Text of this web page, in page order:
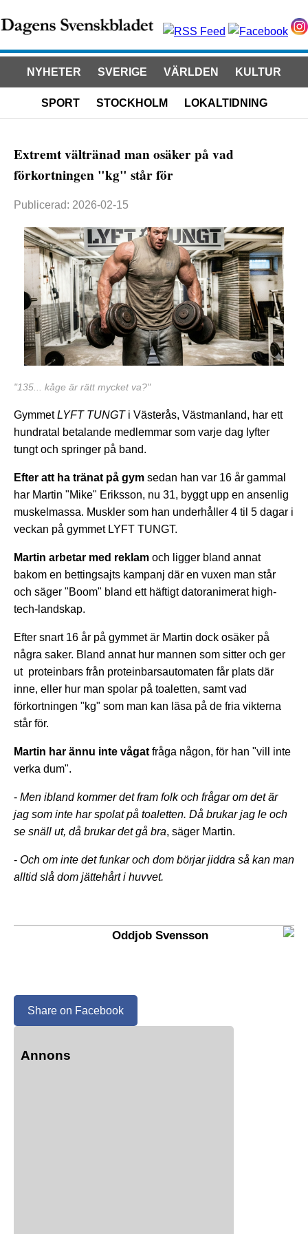
NYHETER SVERIGE VÄRLDEN KULTUR
SPORT STOCKHOLM LOKALTIDNING
Extremt vältränad man osäker på vad
förkortningen "kg" står för
Publicerad: 2026-02-15
"135... kåge är rätt mycket va?"
GymmetLYFT TUNGTi Västerås, Västmanland, har ett
hundratal betalande medlemmar som varje dag lyfter
tungt och springer på band.
Efter att ha tränat på gym sedan han var 16 år gammal
har Martin "Mike" Eriksson, nu 31, byggt upp en ansenlig
muskelmassa. Muskler som han underhåller 4 til 5 dagar i
veckan på gymmet LYFT TUNGT.
Martin arbetar med reklam och ligger bland annat
bakom en bettingsajts kampanj där en vuxen man står
och säger "Boom" bland ett häftigt datoranimerat high-
tech-landskap.
Efter snart 16 år på gymmet är Martin dock osäker på
några saker. Bland annat hur mannen som sitter och ger
ut proteinbars från proteinbarsautomaten får plats där
inne, eller hur man spolar på toaletten, samt vad
förkortningen "kg" som man kan läsa på de fria vikterna
står för.
Martin har ännu inte vågat fråga någon, för han "vill inte
verka dum".
- Men ibland kommer det fram folk och frågar om det är
jag som inte har spolat på toaletten. Då brukar jag le och
se snäll ut, då brukar det gå bra, säger Martin.
- Och om inte det funkar och dom börjar jiddra så kan man
alltid slå dom jättehårt i huvvet.
Oddjob Svensson
Share on Facebook
Annons